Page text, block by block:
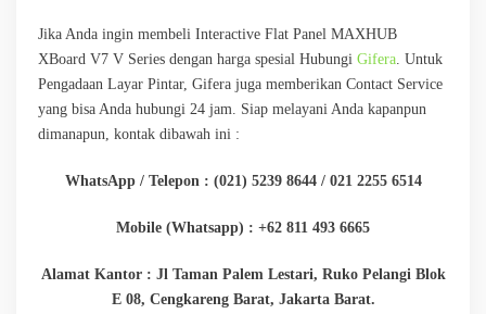
Jika Anda ingin membeli Interactive Flat Panel MAXHUB
XBoard V7 V Series dengan harga spesial Hubungi Gifera . Untuk
Pengadaan Layar Pintar, Gifera juga memberikan Contact Service
yang bisa Anda hubungi 24 jam. Siap melayani Anda kapanpun
dimanapun, kontak dibawah ini :
WhatsApp / Telepon : (021) 5239 8644 / 021 2255 6514
Mobile (Whatsapp) : +62 811 493 6665
Alamat Kantor : Jl Taman Palem Lestari, Ruko Pelangi Blok
E 08, Cengkareng Barat, Jakarta Barat.